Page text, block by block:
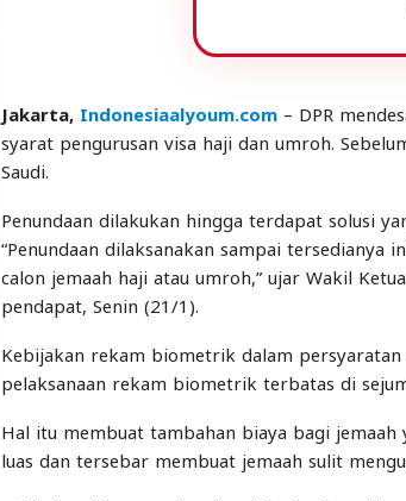
Jakarta, Indonesiaalyoum.com – DPR
syarat pengurusan visa haji dan umroh.
Saudi.
Penundaan dilakukan hingga terdapat solusi
“Penundaan dilaksanakan sampai
calon jemaah haji atau umroh,” ujar Wakil
pendapat, Senin (21/1).
Kebijakan rekam biometrik dalam
pelaksanaan rekam biometrik terbatas di
Hal itu membuat tambahan biaya bagi
luas dan tersebar membuat jemaah sulit